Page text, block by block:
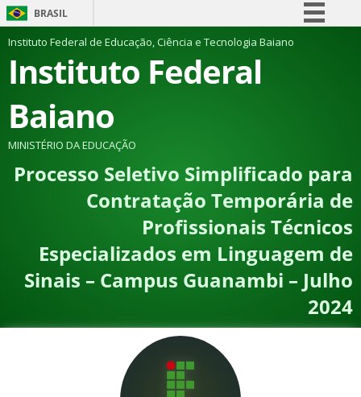
BRASIL
Simplifique!
Comunica BR
Canais
Instituto Federal de Educação, Ciência e Tecnologia Baiano
Instituto Federal
Baiano
MINISTÉRIO DA EDUCAÇÃO
Processo Seletivo Simplificado para
Contratação Temporária de
Profissionais Técnicos
Especializados em Linguagem de
Sinais – Campus Guanambi – Julho
2024